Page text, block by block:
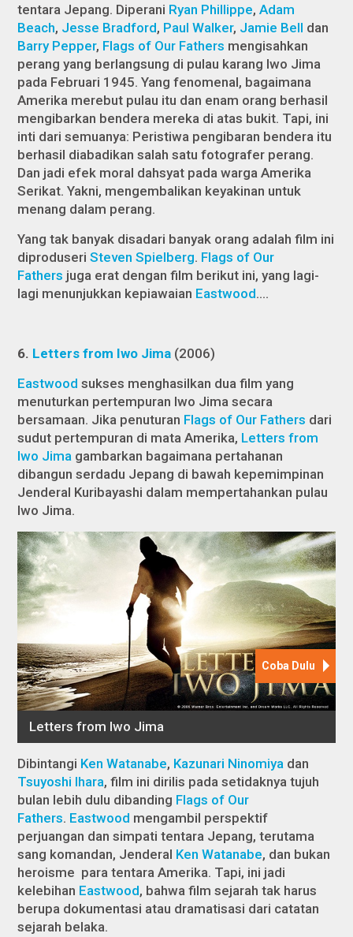
tentara Jepang. Diperani Ryan Phillippe,Adam
Beach, Jesse Bradford, Paul Walker, Jamie Bell dan
Barry Pepper, Flags of Our Fathers mengisahkan
perang yang berlangsung di pulau karang Iwo Jima
pada Februari 1945. Yang fenomenal, bagaimana
Amerika merebut pulau itu dan enam orang berhasil
mengibarkan bendera mereka di atas bukit. Tapi, ini
inti dari semuanya: Peristiwa pengibaran bendera itu
berhasil diabadikan salah satu fotografer perang.
Dan jadi efek moral dahsyat pada warga Amerika
Serikat. Yakni, mengembalikan keyakinan untuk
menang dalam perang.
Yang tak banyak disadari banyak orang adalah film ini
diproduseriSteven Spielberg. Flags of Our
Fathers juga erat dengan film berikut ini, yang lagi-
lagi menunjukkan kepiawaian Eastwood….
6. Letters from Iwo Jima (2006)
Eastwood sukses menghasilkan dua film yang
menuturkan pertempuran Iwo Jima secara
bersamaan. Jika penuturan Flags of Our Fathers dari
sudut pertempuran di mata Amerika, Letters from
Iwo Jima gambarkan bagaimana pertahanan
dibangun serdadu Jepang di bawah kepemimpinan
Jenderal Kuribayashi dalam mempertahankan pulau
Iwo Jima.
Dibintangi Ken Watanabe, Kazunari Ninomiya dan
Tsuyoshi Ihara, film ini dirilis pada setidaknya tujuh
bulan lebih dulu dibanding Flags of Our
Fathers. Eastwood mengambil perspektif
perjuangan dan simpati tentara Jepang, terutama
sang komandan, Jenderal Ken Watanabe, dan bukan
heroisme para tentara Amerika. Tapi, ini jadi
kelebihan Eastwood, bahwa film sejarah tak harus
berupa dokumentasi atau dramatisasi dari catatan
sejarah belaka.